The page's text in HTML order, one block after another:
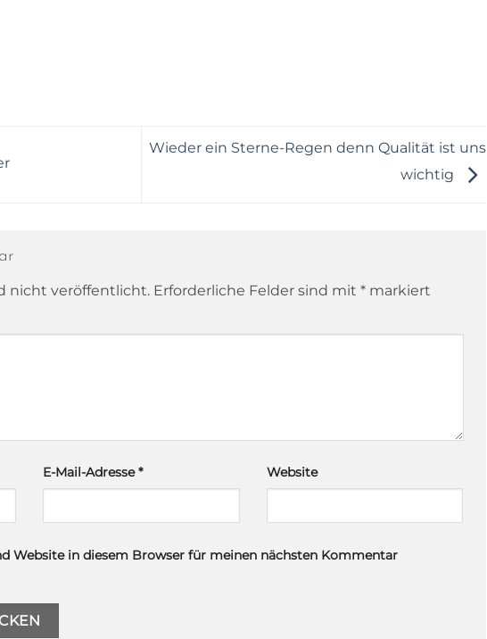
Wieder ein Sterne-Regen denn Qualität ist uns
wichtig
nicht veröffentlicht. Erforderliche Felder sind mit * markiert
E-Mail-Adresse* Website
Website in diesem Browser für meinen nächsten Kommentar